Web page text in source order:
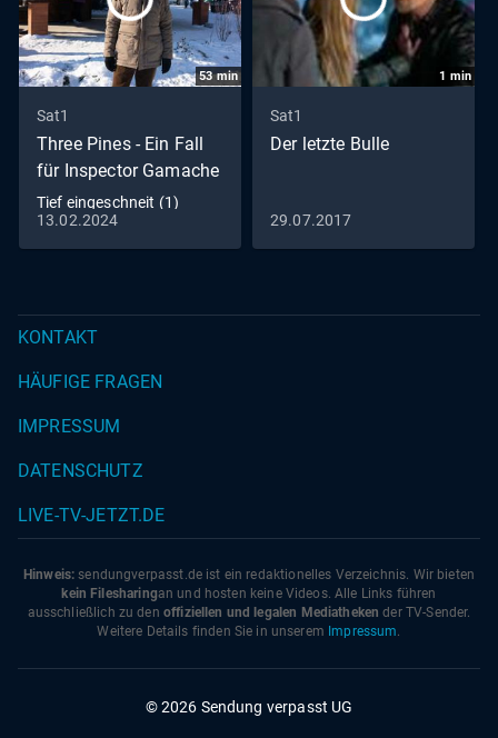
53min
Sat1
Three Pines - Ein Fall
für Inspector Gamache
Tief eingeschneit (1)
13.02.2024
1 min
Sat1
Der letzte Bulle
29.07.2017
KONTAKT
HÄUFIGE FRAGEN
IMPRESSUM
DATENSCHUTZ
LIVE-TV-JETZT.DE
Hinweis: sendungverpasst.de ist ein redaktionelles Verzeichnis. Wir bieten
kein Filesharingan und hosten keine Videos. Alle Links führen
ausschließlich zu den offiziellen und legalen Mediatheken der TV-Sender.
Weitere Details finden Sie in unserem Impressum.
© 2026 Sendung verpasst UG